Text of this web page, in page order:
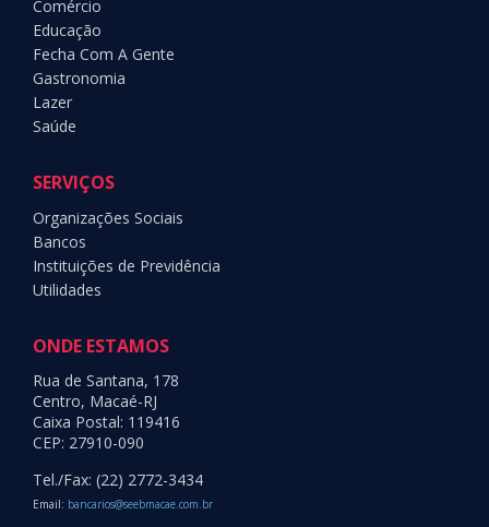
Comércio
Educação
Fecha Com A Gente
Gastronomia
Lazer
Saúde
SERVIÇOS
Organizações Sociais
Bancos
Instituições de Previdência
Utilidades
ONDE ESTAMOS
Rua de Santana, 178
Centro, Macaé-RJ
Caixa Postal: 119416
CEP: 27910-090
Tel./Fax: (22) 2772-3434
Email: bancarios@seebmacae.com.br